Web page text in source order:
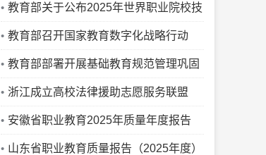
型人才培养项目和联合学士学位培养项目
公示
教育部关于公布2025年世界职业院校技
能大赛获奖名单的通知
教育部召开国家教育数字化战略行动
2026年部署会，全面深入推动“人工智能
+教育”
教育部部署开展基础教育规范管理巩固
年行动
浙江成立高校法律援助志愿服务联盟
安徽省职业教育2025年质量年度报告
山东省职业教育质量报告（2025年度）